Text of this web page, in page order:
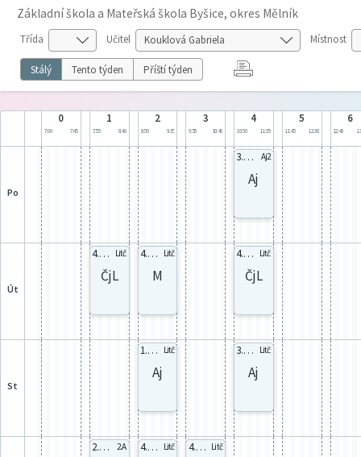
Základní škola a Mateřská škola Byšice, okres Mělník
Třída Učitel Místnost
Stálý Tento týden Příští týden
0
7:00 7:45
1
7:55 8:40
2
8:50 9:35
3
9:55 10:40
4
10:50 11:35
5
11:45 12:30
6
12:40
po
3.B AJb Aj2
Aj
út
4. sk.B Litč
ČjL
4. sk.B Litč
M
4. sk.B Litč
ČjL
st
1. AJb Litč
Aj
3.B AJb Litč
Aj
2.A 2.Ab 2.A 4. sk.B Litč 4. sk.B Litč